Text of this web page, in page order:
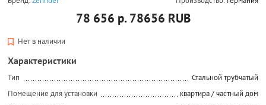
78 656 р. 78656 RUB
Нет в наличии
Характеристики
Тип
Стальной трубчатый
Помещение для установки
квартира / частный дом